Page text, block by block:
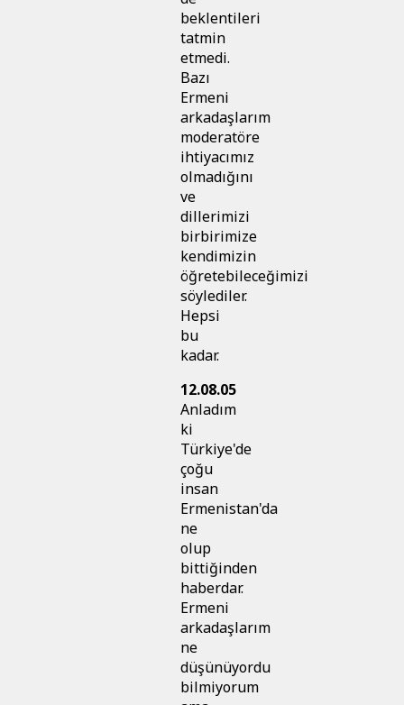
beklentileri
tatmin
etmedi.
Bazı
Ermeni
arkadaşlarım
moderatöre
ihtiyacımız
olmadığını
ve
dillerimizi
birbirimize
kendimizin
öğretebileceğimizi
söylediler.
Hepsi
bu
kadar.
12.08.05
Anladım
ki
Türkiye'de
çoğu
insan
Ermenistan'da
ne
olup
bittiğinden
haberdar.
Ermeni
arkadaşlarım
ne
düşünüyordu
bilmiyorum